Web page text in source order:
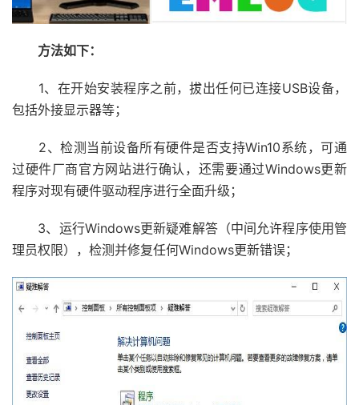
方法如下：
1、在开始安装程序之前，拔出任何已连接USB设备，
包括外接显示器等；
2、检测当前设备所有硬件是否支持Win10系统，可通
过硬件厂商官方网站进行确认，还需要通过Windows更新
程序对现有硬件驱动程序进行全面升级；
3、运行Windows更新疑难解答（中间允许程序使用管
理员权限），检测并修复任何Windows更新错误；